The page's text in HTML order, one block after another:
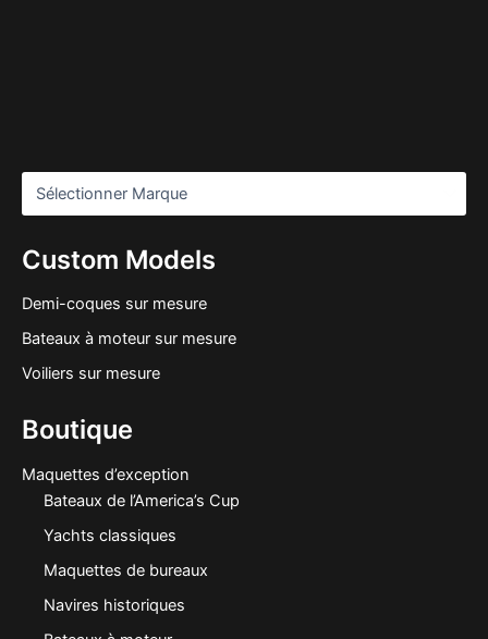
Custom Models
Demi-coques sur mesure
Bateaux à moteur sur mesure
Voiliers sur mesure
Boutique
Maquettes d’exception
Bateaux de l’America’s Cup
Yachts classiques
Maquettes de bureaux
Navires historiques